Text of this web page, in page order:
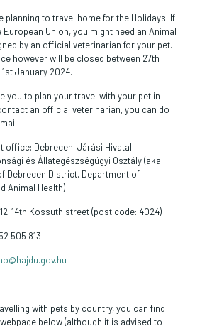
planning to travel home for the Holidays. If
Union, you might need an Animal
by an official veterinarian for your pet.
however will be closed between 27th
January 2024.
you to plan your travel with your pet in
an official veterinarian, you can do
office: Debreceni Járási Hivatal
és Állategészségügyi Osztály (aka.
Debrecen District, Department of
Animal Health)
14th Kossuth street (post code: 4024)
505 813
with pets by country, you can find
below (although it is advised to